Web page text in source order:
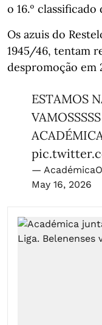
o 16.º
Os azuis do
1945/46, tentam
despromoção em
ESTAMOS
VAMOSSSSS
—
May 16, 2026